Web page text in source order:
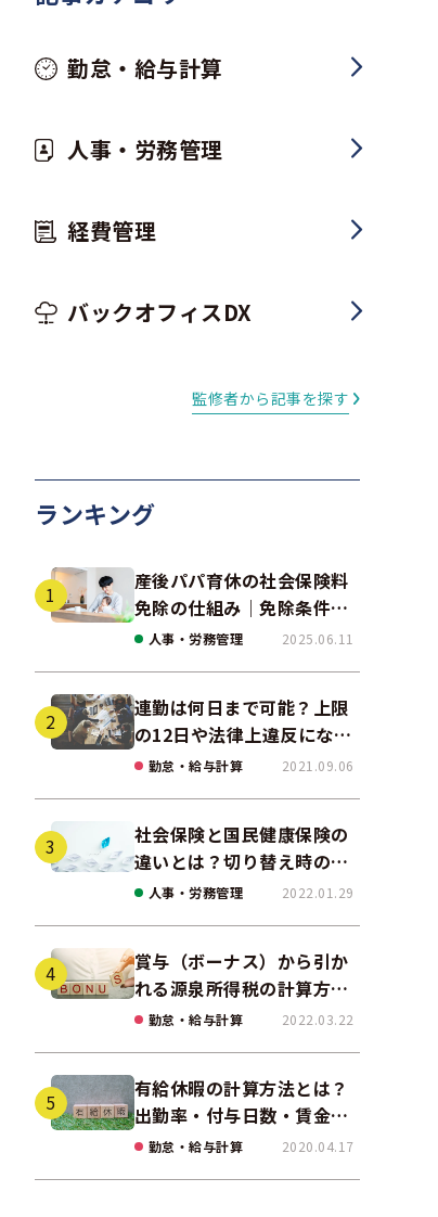
勤怠・給与計算
人事・労務管理
経費管理
バックオフィスDX
監修者から記事を探す
ランキング
産後パパ育休の社会保険料
免除の仕組み｜免除条件と
事例、手続きの注意点を解
人事・労務管理 2025.06.11
連勤は何日まで可能？上限
の12日や法律上違反になる
場合も解説
勤怠・給与計算 2021.09.06
社会保険と国民健康保険の
違いとは？切り替え時の手
続きや任意継続について解
人事・労務管理 2022.01.29
賞与（ボーナス）から引か
れる源泉所得税の計算方法
をわかりやすく解説
勤怠・給与計算 2022.03.22
有給休暇の計算方法とは？
出勤率・付与日数・賃金の
算出ポイントを実務に即し
勤怠・給与計算 2020.04.17